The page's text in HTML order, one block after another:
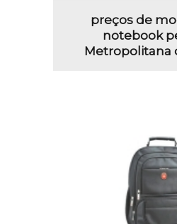
preços de
notebook
Metropolitana